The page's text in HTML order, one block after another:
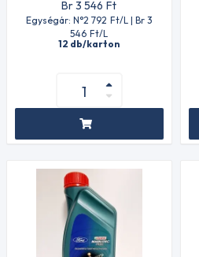
Br 3 546 Ft
Egységár: N°2 792 Ft/L | Br 3
546 Ft/L
12 db/karton